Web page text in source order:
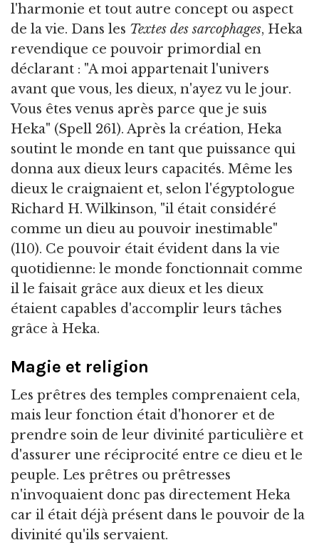
l'harmonie et tout autre concept ou aspect
de la vie. Dans les Textes des sarcophages, Heka
revendique ce pouvoir primordial en
déclarant : "A moi appartenait l'univers
avant que vous, les dieux, n'ayez vu le jour.
Vous êtes venus après parce que je suis
Heka" (Spell 261). Après la création, Heka
soutint le monde en tant que puissance qui
donna aux dieux leurs capacités. Même les
dieux le craignaient et, selon l'égyptologue
Richard H. Wilkinson, "il était considéré
comme un dieu au pouvoir inestimable"
(110). Ce pouvoir était évident dans la vie
quotidienne: le monde fonctionnait comme
il le faisait grâce aux dieux et les dieux
étaient capables d'accomplir leurs tâches
grâce à Heka.
Magie et religion
Les prêtres des temples comprenaient cela,
mais leur fonction était d'honorer et de
prendre soin de leur divinité particulière et
d'assurer une réciprocité entre ce dieu et le
peuple. Les prêtres ou prêtresses
n'invoquaient donc pas directement Heka
car il était déjà présent dans le pouvoir de la
divinité qu'ils servaient.